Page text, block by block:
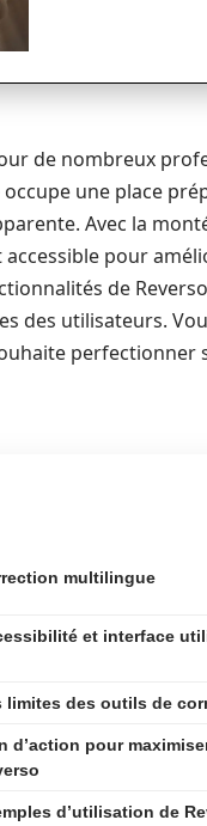
de nombreux
une place
Avec la
pour
de
des utilisateurs.
perfectionner
multilingue
et interface
limites des outils de
d’action pour
d’utilisation de